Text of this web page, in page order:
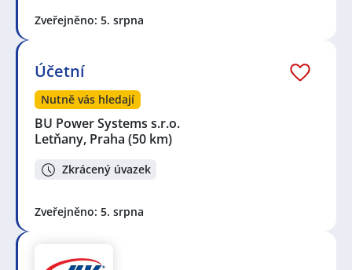
Zveřejněno: 5. srpna
Účetní
Nutně vás hledají
BU Power Systems s.r.o.
Letňany, Praha (50 km)
Zkrácený úvazek
Zveřejněno: 5. srpna